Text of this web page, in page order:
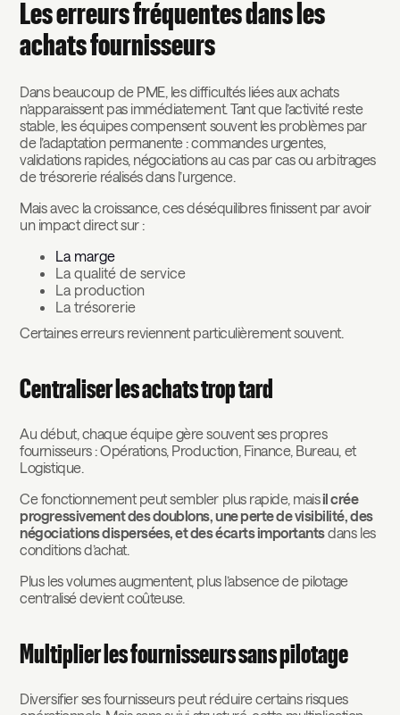
Les erreurs fréquentes dans les
achats fournisseurs
Dans beaucoup de PME, les difficultés liées aux achats
n’apparaissent pas immédiatement. Tant que l’activité reste
stable, les équipes compensent souvent les problèmes par
de l’adaptation permanente : commandes urgentes,
validations rapides, négociations au cas par cas ou arbitrages
de trésorerie réalisés dans l’urgence.
Mais avec la croissance, ces déséquilibres finissent par avoir
un impact direct sur :
La marge
La qualité de service
La production
La trésorerie
Certaines erreurs reviennent particulièrement souvent.
Centraliser les achats trop tard
Au début, chaque équipe gère souvent ses propres
fournisseurs : Opérations, Production, Finance, Bureau, et
Logistique.
Ce fonctionnement peut sembler plus rapide, maisil crée
progressivement des doublons, une perte de visibilité, des
négociations dispersées, et des écarts importantsdans les
conditions d’achat.
Plus les volumes augmentent, plus l’absence de pilotage
centralisé devient coûteuse.
Multiplier les fournisseurs sans pilotage
Diversifier ses fournisseurs peut réduire certains risques